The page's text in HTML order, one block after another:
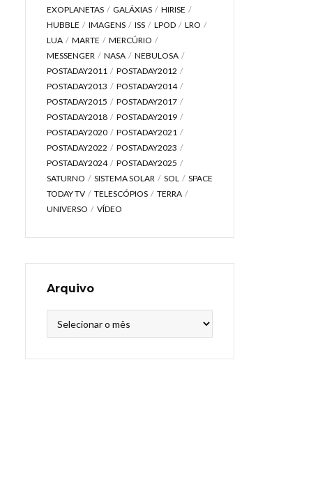
EXOPLANETAS
GALÁXIAS
HIRISE
HUBBLE
IMAGENS ISS LPOD
LRO
LUA
MARTE
MERCÚRIO
MESSENGER
NASA
NEBULOSA
POSTADAY2011
POSTADAY2012
POSTADAY2013
POSTADAY2014
POSTADAY2015
POSTADAY2017
POSTADAY2018
POSTADAY2019
POSTADAY2020
POSTADAY2021
POSTADAY2022
POSTADAY2023
POSTADAY2024
POSTADAY2025
SATURNO
SISTEMA SOLAR SOL
SPACE
TODAY TV
TELESCÓPIOS
TERRA
UNIVERSO
VÍDEO
Arquivo